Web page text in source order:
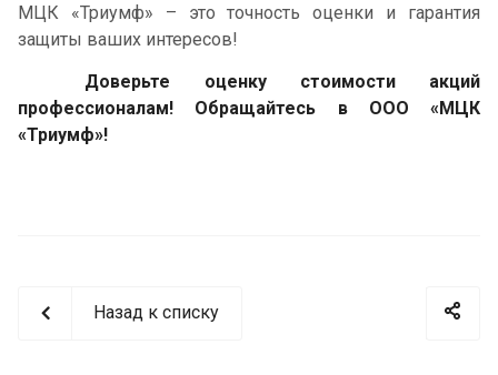
МЦК «Триумф» – это точность оценки и гарантия
защиты ваших интересов!
Доверьте оценку стоимости акций
профессионалам! Обращайтесь в ООО «МЦК
«Триумф»!
Назад к списку